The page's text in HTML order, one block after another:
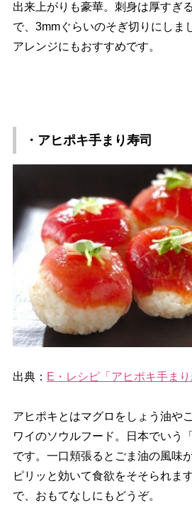
出来上がりも豪華。刺身は厚すぎ
で、3mmぐらいのそぎ切りにしま
アレンジにもおすすめです。
・アヒポキ手まり寿司
出典： E・レシピ「アヒポキ手まり
アヒポキとはマグロをしょう油や
ワイのソウルフード。日本でいう
です。一口頬張るとごま油の風味
ピリッと効いて食欲をそそられま
で、おもてなしにもどうぞ。